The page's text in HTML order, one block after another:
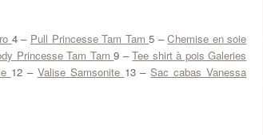
4 – Pull Princesse Tam Tam5 –Chemise en soie
Princesse Tam Tam9 –Tee shirt à pois Galeries
12 – Valise Samsonite 13 –Sac cabas Vanessa